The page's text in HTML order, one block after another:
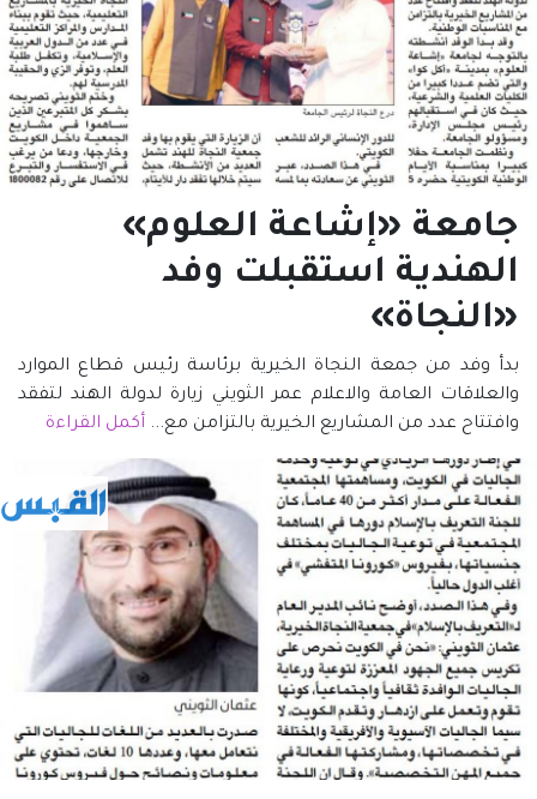
جامعة «إشاعة العلوم»
الهندية استقبلت وفد
«النجاة»
بدأ وفد من جمعة النجاة الخيرية برئاسة رئيس قطاع الموارد
والعلاقات العامة والاعلام عمر الثويني زيارة لدولة الهند لتفقد
وافتتاح عدد من المشاريع الخيرية بالتزامن مع... أكمل القراءة